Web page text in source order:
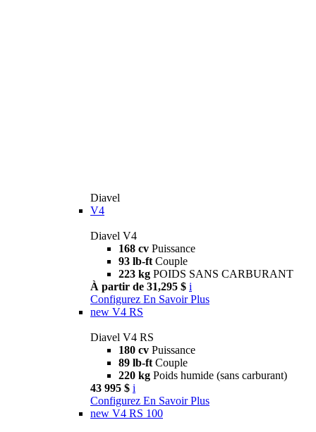
Diavel
V4
Diavel V4
168 cv Puissance
93 lb-ft Couple
223 kg POIDS SANS CARBURANT
À partir de 31,295 $ i
Configurez En Savoir Plus
new V4 RS
Diavel V4 RS
180 cv Puissance
89 lb-ft Couple
220 kg Poids humide (sans carburant)
43 995 $ i
Configurez En Savoir Plus
new V4 RS 100